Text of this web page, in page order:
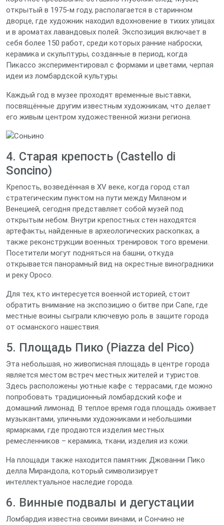
открытый в 1975‑м году, располагается в старинном
дворце, где художник находил вдохновение в тихих улицах
и в ароматах лавандовых полей. Экспозиция включает в
себя более 150 работ, среди которых ранние наброски,
керамика и скульптуры, созданные в период, когда
Пикассо экспериментировал с формами и цветами, черпая
идеи из ломбардской культуры.
Каждый год в музее проходят временные выставки,
посвящённые другим известным художникам, что делает
его живым центром художественной жизни региона.
4. Старая крепость (Castello di
Soncino)
Крепость, возведённая в XV веке, когда город стал
стратегическим пунктом на пути между Миланом и
Венецией, сегодня представляет собой музей под
открытым небом. Внутри крепостных стен находятся
артефакты, найденные в археологических раскопках, а
также реконструкции военных тренировок того времени.
Посетители могут подняться на башни, откуда
открывается панорамный вид на окрестные виноградники
и реку Оросо.
Для тех, кто интересуется военной историей, стоит
обратить внимание на экспозицию о битве при Сапе, где
местные воины сыграли ключевую роль в защите города
от османского нашествия.
5. Площадь Пико (Piazza del Pico)
Эта небольшая, но живописная площадь в центре города
является местом встреч местных жителей и туристов.
Здесь расположены уютные кафе с террасами, где можно
попробовать традиционный ломбардский кофе и
домашний лимонад. В теплое время года площадь оживает
музыкантами, уличными художниками и небольшими
ярмарками, где продаются изделия местных
ремесленников – керамика, ткани, изделия из кожи.
На площади также находится памятник Джованни Пико
делла Мирандола, который символизирует
интеллектуальное наследие города.
6. Винные подвалы и дегустации
Ломбардия известна своими винами, и Сончино не